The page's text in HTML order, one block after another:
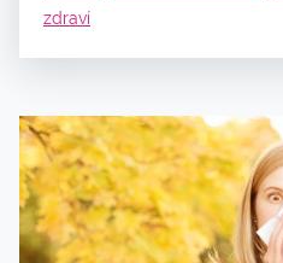
zdraví